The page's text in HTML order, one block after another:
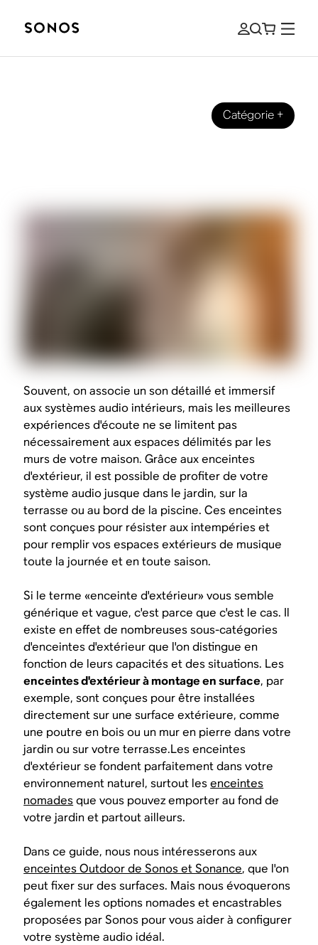
Catégorie+
Souvent, on associe un son détaillé et immersif
aux systèmes audio intérieurs, mais les meilleures
expériences d'écoute ne se limitent pas
nécessairement aux espaces délimités par les
murs de votre maison. Grâce aux enceintes
d'extérieur, il est possible de profiter de votre
système audio jusque dans le jardin, sur la
terrasse ou au bord de la piscine. Ces enceintes
sont conçues pour résister aux intempéries et
pour remplir vos espaces extérieurs de musique
toute la journée et en toute saison.
Si le terme «enceinte d'extérieur» vous semble
générique et vague, c'est parce que c'est le cas. Il
existe en effet de nombreuses sous-catégories
d'enceintes d'extérieur que l'on distingue en
fonction de leurs capacités et des situations. Les
enceintes d'extérieur à montage en surface, par
exemple, sont conçues pour être installées
directement sur une surface extérieure, comme
une poutre en bois ou un mur en pierre dans votre
jardin ou sur votre terrasse.Les enceintes
d'extérieur se fondent parfaitement dans votre
environnement naturel, surtout lesenceintes
nomadesque vous pouvez emporter au fond de
votre jardin et partout ailleurs.
Dans ce guide, nous nous intéresserons aux
enceintes Outdoor de Sonos et Sonance, que l'on
peut fixer sur des surfaces. Mais nous évoquerons
également les options nomades et encastrables
proposées par Sonos pour vous aider à configurer
votre système audio idéal.